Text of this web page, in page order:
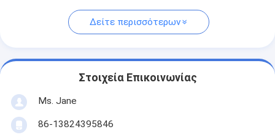
Δείτε περισσότερων
Στοιχεία Επικοινωνίας
Ms. Jane
86-13824395846